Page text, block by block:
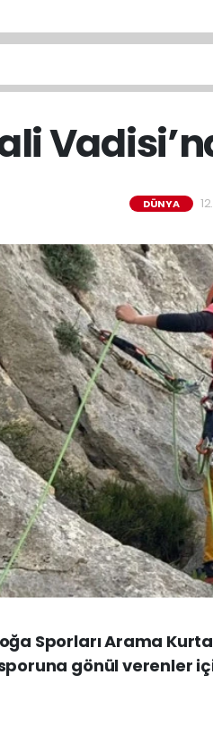
DÜNYA
Sporları Arama
gönül verenler